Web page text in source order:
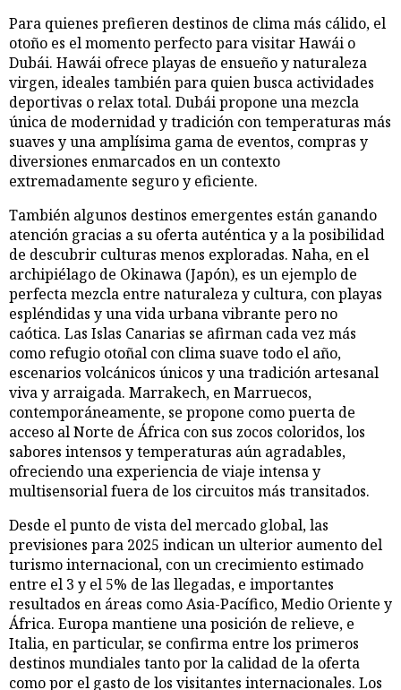
Para quienes prefieren destinos de clima más cálido, el
otoño es el momento perfecto para visitar Hawái o
Dubái. Hawái ofrece playas de ensueño y naturaleza
virgen, ideales también para quien busca actividades
deportivas o relax total. Dubái propone una mezcla
única de modernidad y tradición con temperaturas más
suaves y una amplísima gama de eventos, compras y
diversiones enmarcados en un contexto
extremadamente seguro y eficiente.
También algunos destinos emergentes están ganando
atención gracias a su oferta auténtica y a la posibilidad
de descubrir culturas menos exploradas. Naha, en el
archipiélago de Okinawa (Japón), es un ejemplo de
perfecta mezcla entre naturaleza y cultura, con playas
espléndidas y una vida urbana vibrante pero no
caótica. Las Islas Canarias se afirman cada vez más
como refugio otoñal con clima suave todo el año,
escenarios volcánicos únicos y una tradición artesanal
viva y arraigada. Marrakech, en Marruecos,
contemporáneamente, se propone como puerta de
acceso al Norte de África con sus zocos coloridos, los
sabores intensos y temperaturas aún agradables,
ofreciendo una experiencia de viaje intensa y
multisensorial fuera de los circuitos más transitados.
Desde el punto de vista del mercado global, las
previsiones para 2025 indican un ulterior aumento del
turismo internacional, con un crecimiento estimado
entre el 3 y el 5% de las llegadas, e importantes
resultados en áreas como Asia-Pacífico, Medio Oriente y
África. Europa mantiene una posición de relieve, e
Italia, en particular, se confirma entre los primeros
destinos mundiales tanto por la calidad de la oferta
como por el gasto de los visitantes internacionales. Los